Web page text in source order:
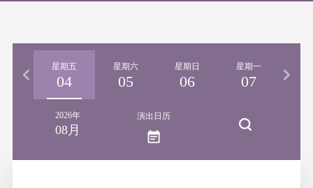
星期五
04
星期六
05
星期日
06
星期一
07
2026年
08月
演出日历